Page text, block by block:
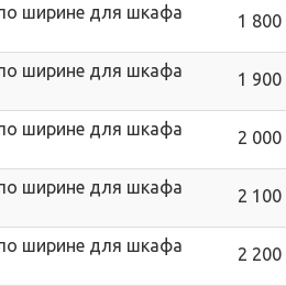
ширине для шкафа
1 800
ширине для шкафа
1 900
ширине для шкафа
2 000
ширине для шкафа
2 100
ширине для шкафа
2 200